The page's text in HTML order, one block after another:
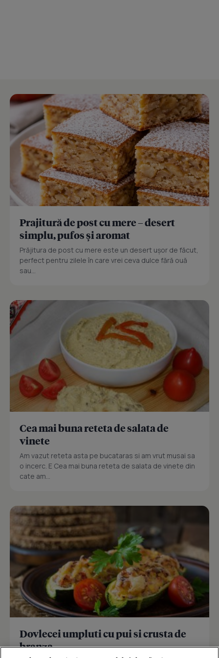
Prajitură de post cu mere – desert
simplu, pufos și aromat
Prăjitura de post cu mere este un desert ușor de făcut,
perfect pentru zilele în care vrei ceva dulce fără ouă
sau...
Cea mai buna reteta de salata de
vinete
Am vazut reteta asta pe bucataras si am vrut musai sa
o incerc. E Cea mai buna reteta de salata de vinete din
cate am...
Dovlecei umpluti cu pui si crusta de
branza